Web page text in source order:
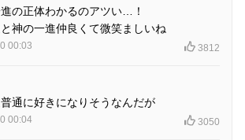
の正体わかるのアツい…！
神の一進仲良くて微笑ましいね
00:03 3812
通に好きになりそうなんだが
00:04 3050